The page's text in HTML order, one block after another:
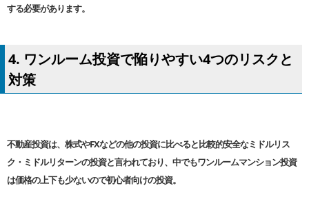
する必要があります。
4. ワンルーム投資で陥りやすい4つのリスクと
対策
不動産投資は、株式やFXなどの他の投資に比べると比較的安全なミドルリス
ク・ミドルリターンの投資と言われており、中でもワンルームマンション投資
は価格の上下も少ないので初心者向けの投資。